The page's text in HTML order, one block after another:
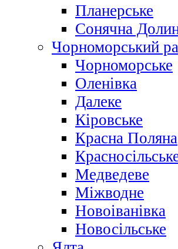
Планерське
Сонячна
Чорноморський
Чорноморське
Оленівка
Далеке
Кіровське
Красна Поляна
Медведеве
Міжводне
Новоіванівка
Новосільське